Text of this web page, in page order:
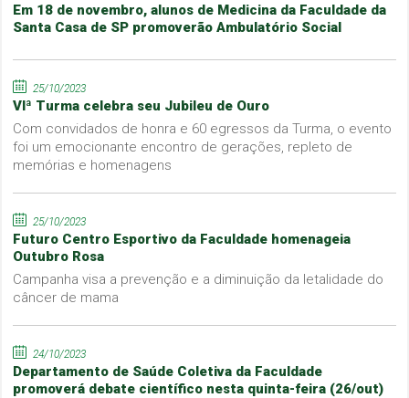
Em 18 de novembro, alunos de Medicina da Faculdade da
Santa Casa de SP promoverão Ambulatório Social
25/10/2023
VIª Turma celebra seu Jubileu de Ouro
Com convidados de honra e 60 egressos da Turma, o evento
foi um emocionante encontro de gerações, repleto de
memórias e homenagens
25/10/2023
Futuro Centro Esportivo da Faculdade homenageia
Outubro Rosa
Campanha visa a prevenção e a diminuição da letalidade do
câncer de mama
24/10/2023
Departamento de Saúde Coletiva da Faculdade
promoverá debate científico nesta quinta-feira (26/out)